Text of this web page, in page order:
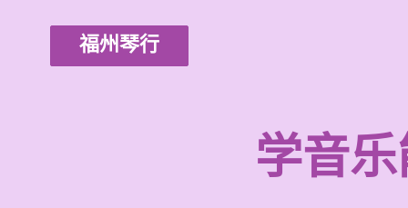
福州琴行
学音